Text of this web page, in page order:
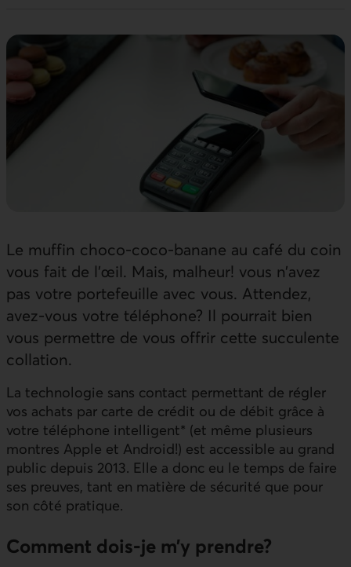
Le muffin choco-coco-banane au café du coin
vous fait de l’œil. Mais, malheur! vous n’avez
pas votre portefeuille avec vous. Attendez,
avez-vous votre téléphone? Il pourrait bien
vous permettre de vous offrir cette succulente
collation.
La technologie sans contact permettant de régler
vos achats par carte de crédit ou de débit grâce à
votre téléphone intelligent* (et même plusieurs
montres Apple et Android!) est accessible au grand
public depuis 2013. Elle a donc eu le temps de faire
ses preuves, tant en matière de sécurité que pour
son côté pratique.
Comment dois-je m’y prendre?